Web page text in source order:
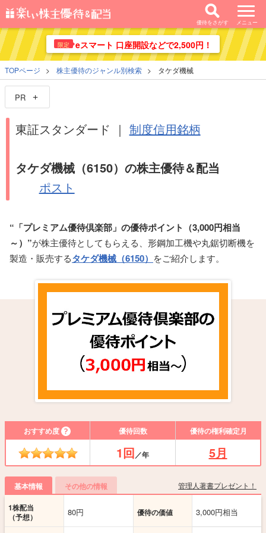
優待をさがす メニュー
限定 eスマート 口座開設などで2,500円！
TOPページ 株主優待のジャンル別検索 タケダ機械
PR
東証スタンダード ｜ 制度信用銘柄
タケダ機械（6150）の株主優待＆配当
ポスト
“「プレミアム優待倶楽部」の優待ポイント（3,000円相当
～）”が株主優待としてもらえる、形鋼加工機や丸鋸切断機を
製造・販売するタケダ機械（6150） をご紹介します。
おすすめ度 優待回数 優待の権利確定月
1回／年 5月
基本情報 その他の情報 管理人著書プレゼント！
1株配当
（予想）
80円 優待の価値 3,000円相当